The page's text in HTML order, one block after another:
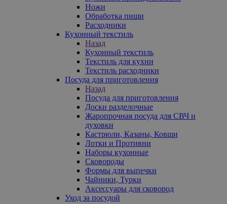
Ножи
Обработка пищи
Расходники
Кухонный текстиль
Назад
Кухонный текстиль
Текстиль для кухни
Текстиль расходники
Посуда для приготовления
Назад
Посуда для приготовления
Доски разделочные
Жаропрочная посуда для СВЧ и
духовки
Кастрюли, Казаны, Ковши
Лотки и Противни
Наборы кухонные
Сковороды
Формы для выпечки
Чайники, Турки
Аксессуары для сковород
Уход за посудой